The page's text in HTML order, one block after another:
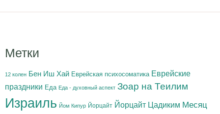
Метки
12 колен Бен Иш Хай Еврейская психосоматика Еврейские
праздники Еда Еда - духовный аспект Зоар на Теилим
Израиль Йом Кипур Йорцайт Йорцайт Цадиким Месяц